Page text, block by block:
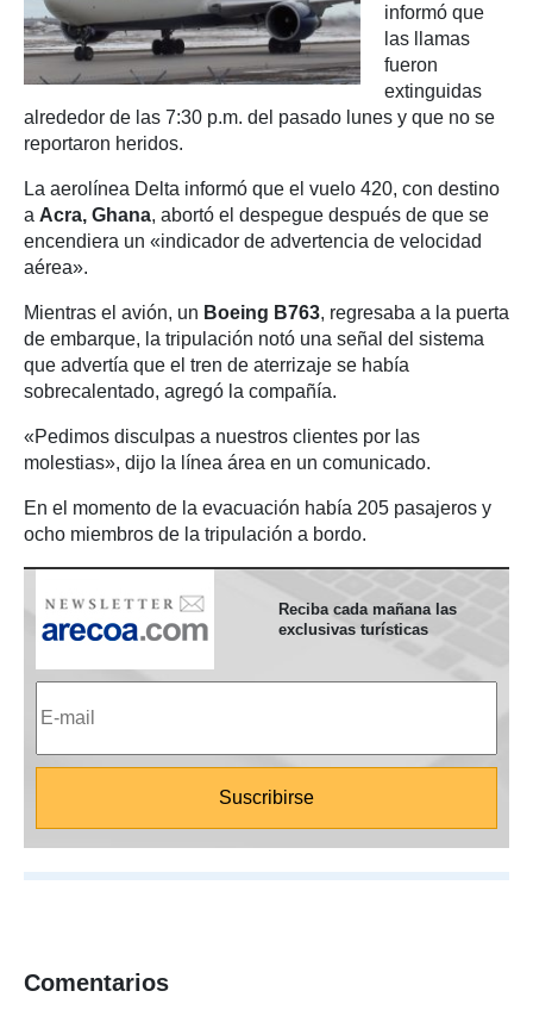
informó que
las llamas
fueron
extinguidas
alrededor de las 7:30 p.m. del pasado lunes y que no se
reportaron heridos.
La aerolínea Delta informó que el vuelo 420, con destino
a Acra, Ghana, abortó el despegue después de que se
encendiera un «indicador de advertencia de velocidad
aérea».
Mientras el avión, un Boeing B763, regresaba a la puerta
de embarque, la tripulación notó una señal del sistema
que advertía que el tren de aterrizaje se había
sobrecalentado, agregó la compañía.
«Pedimos disculpas a nuestros clientes por las
molestias», dijo la línea área en un comunicado.
En el momento de la evacuación había 205 pasajeros y
ocho miembros de la tripulación a bordo.
Reciba cada mañana las
exclusivas turísticas
Comentarios